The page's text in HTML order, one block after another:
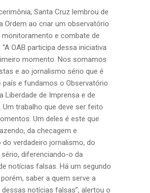
Santa Cruz lembrou de
Ordem ao criar um observatório
e combate de
OAB participa dessa iniciativa
momento. Nos somamos
e ao jornalismo sério que é
e fundamos o Observatório
Liberdade de Imprensa e de
Um trabalho que deve ser feito
Um deles é este que
da checagem e
do verdadeiro jornalismo, do
diferenciando-o da
notícias falsas. Há um segundo
saber a quem serve a
dessas notícias falsas”, alertou o